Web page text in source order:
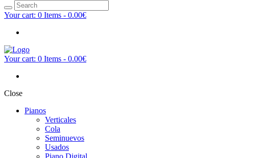
Your cart: 0 Items - 0.00€
Your cart: 0 Items - 0.00€
Close
Pianos
Verticales
Cola
Seminuevos
Usados
Piano Digital